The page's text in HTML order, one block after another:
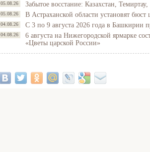
05.08.26 Забытое восстание: Казахстан, Темиртау,
05.08.26 В Астраханской области установят бюст
04.08.26 С 3 по 9 августа 2026 года в Башкирии
04.08.26
6 августа на Нижегородской ярмарке
«Цветы царской России»